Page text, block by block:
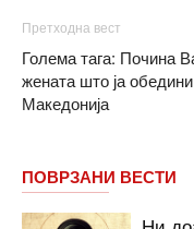
Претходна вест
Голема тага: Почина
жената што ја обедини
Македонија
ПОВРЗАНИ ВЕСТИ